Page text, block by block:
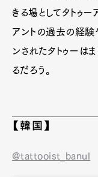
きる場としてタトゥ
アントの過去の経験
ンされたタトゥーは
るだろう。
【韓国】
@tattooist_banul